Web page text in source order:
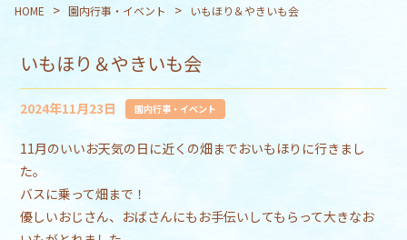
HOME > 園内行事・イベント > いもほり＆やきいも会
いもほり＆やきいも会
2024年11月23日 園内行事・イベント
11月のいいお天気の日に近くの畑までおいもほりに行きまし
た。
バスに乗って畑まで！
優しいおじさん、おばさんにもお手伝いしてもらって大きなお